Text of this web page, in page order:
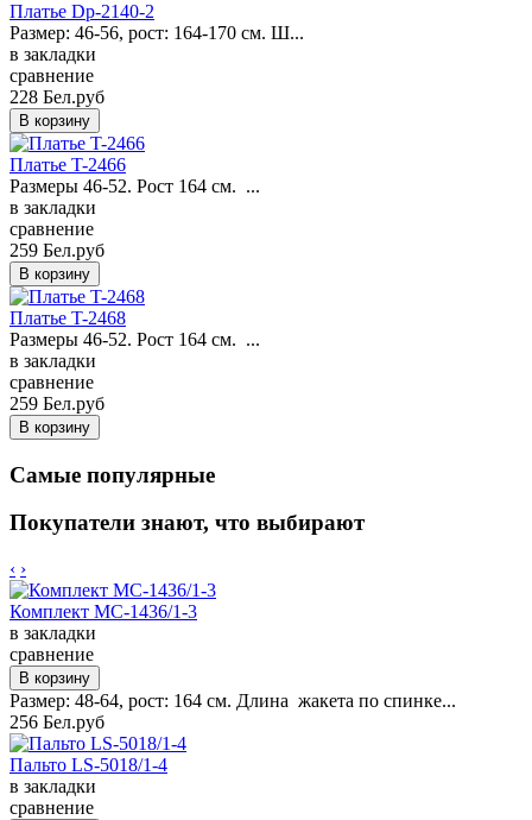
Платье Dp-2140-2
Размер: 46-56, рост: 164-170 см. Ш...
в закладки
сравнение
228 Бел.руб
Платье T-2466
Размеры 46-52. Рост 164 см. ...
в закладки
сравнение
259 Бел.руб
Платье T-2468
Размеры 46-52. Рост 164 см. ...
в закладки
сравнение
259 Бел.руб
Самые популярные
Покупатели знают, что выбирают
‹ ›
Комплект MC-1436/1-3
в закладки
сравнение
Размер: 48-64, рост: 164 см. Длина жакета по спинке...
256 Бел.руб
Пальто LS-5018/1-4
в закладки
сравнение